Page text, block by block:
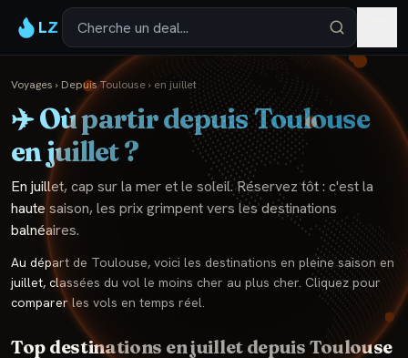
LZ
Voyages › DepuisToulouse› en juillet
✈️ Où partir depuisToulouse
enjuillet?
En juillet, cap sur la mer et le soleil. Réservez tôt : c'est la
haute saison, les prix grimpent vers les destinations
balnéaires.
Au départ de Toulouse, voici les destinations en pleine saison en
juillet, classées du vol le moins cher au plus cher. Cliquez pour
comparer les vols en temps réel.
Top destinations enjuilletdepuis Toulouse